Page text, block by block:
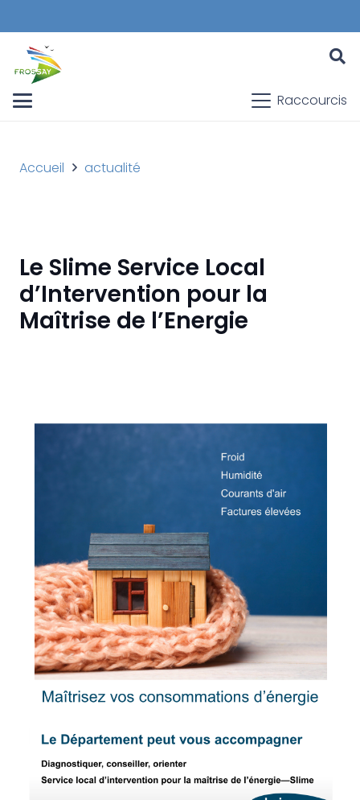
Raccourcis
Accueil actualité
Le Slime Service Local
d’Intervention pour la
Maîtrise de l’Energie